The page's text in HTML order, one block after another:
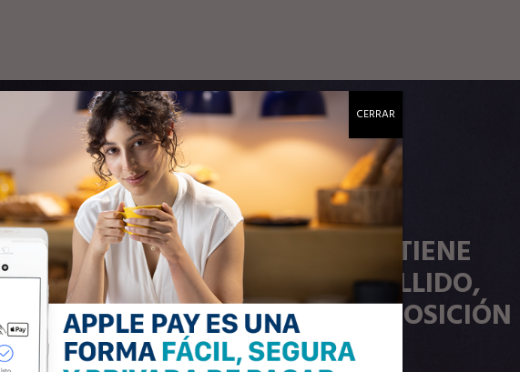
LA EXCLUSIVIDAD TIENE
SU NOMBRE Y APELLIDO,
AQUÍ TIENE LA REPOSICIÓN
DE SU TARJETA Bi
CERRAR